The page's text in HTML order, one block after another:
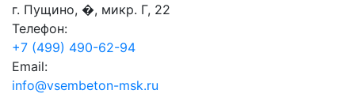
г. Пущино, �, микр. Г, 22
Телефон:
+7 (499) 490-62-94
Email:
info@vsembeton-msk.ru